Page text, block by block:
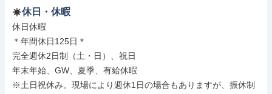
休日・休暇
休日休暇
＊年間休日125日＊
完全週休2日制（土・日）、祝日
年末年始、GW、夏季、有給休暇
※土日祝休み。現場により週休1日の場合もありますが、振休制